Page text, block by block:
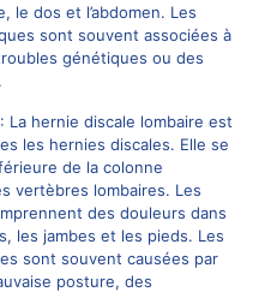
le dos et l’abdomen. Les
sont souvent associées à
génétiques ou des
: La hernie discale lombaire est
les hernies discales. Elle se
de la colonne
vertèbres lombaires. Les
des douleurs dans
les jambes et les pieds. Les
sont souvent causées par
posture, des